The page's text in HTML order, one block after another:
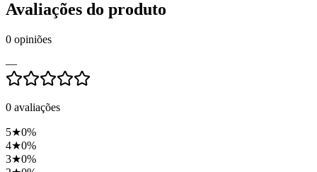
Avaliações do produto
0 opiniões
—
0 avaliações
5★0%
4★0%
3★0%